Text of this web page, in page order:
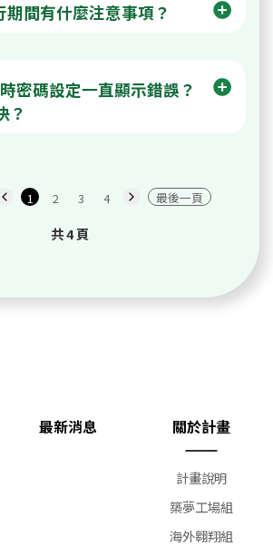
期間有什麼注意事項？
密碼設定一直顯示錯誤？
？
上 1 2 3 4 下 最後一頁
共 4 頁
最新消息 關於計畫
計畫說明
築夢工場組
海外翱翔組